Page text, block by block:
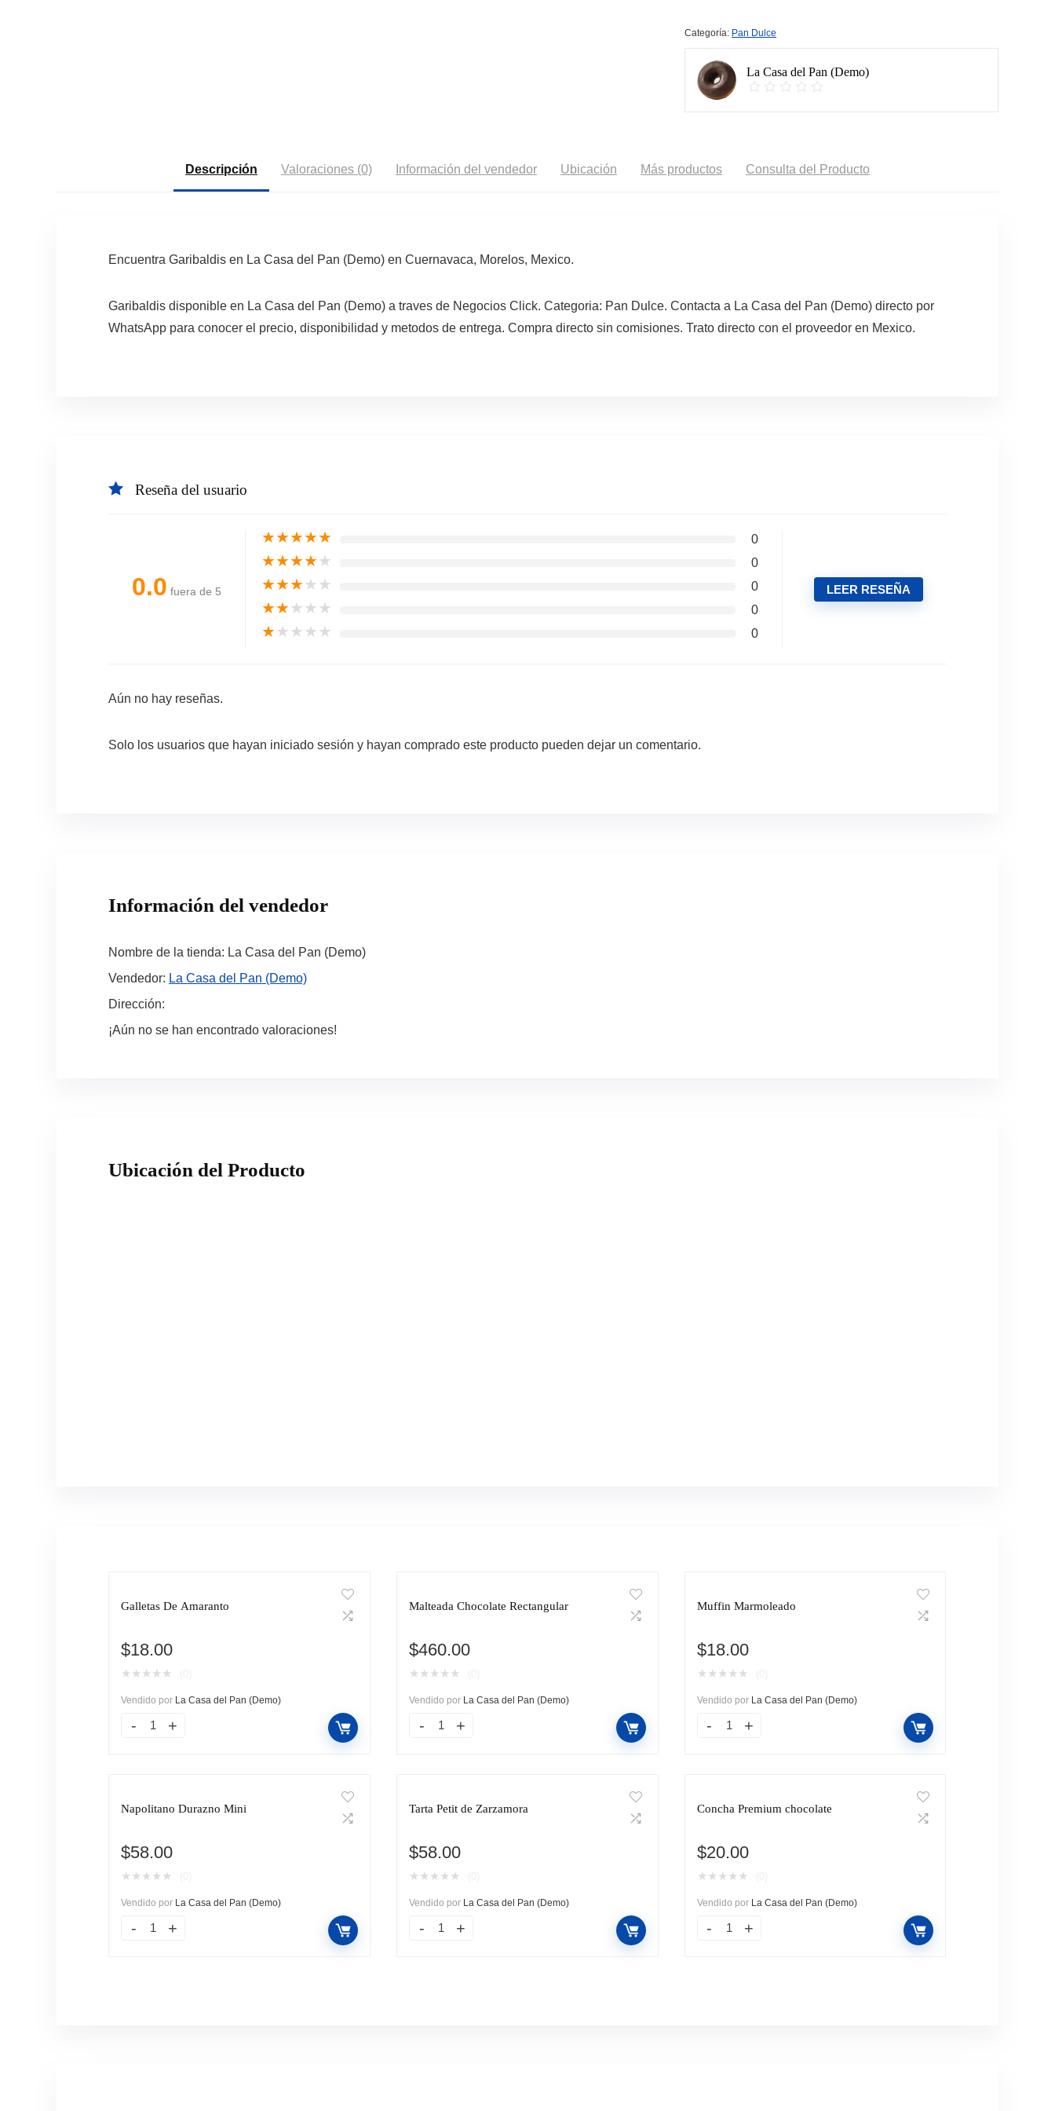
Categoría: Pan Dulce
La Casa del Pan (Demo)
Descripción Valoraciones (0) Información del vendedor Ubicación Más productos Consulta del Producto
Encuentra Garibaldis en La Casa del Pan (Demo) en Cuernavaca, Morelos, Mexico.
Garibaldis disponible en La Casa del Pan (Demo) a traves de Negocios Click. Categoria: Pan Dulce. Contacta a La Casa del Pan (Demo) directo por
WhatsApp para conocer el precio, disponibilidad y metodos de entrega. Compra directo sin comisiones. Trato directo con el proveedor en Mexico.
Reseña del usuario
0.0 fuera de 5
★★★★★ 0
★★★★★ 0
★★★★★ 0
★★★★★ 0
★★★★★ 0
LEER RESEÑA
Aún no hay reseñas.
Solo los usuarios que hayan iniciado sesión y hayan comprado este producto pueden dejar un comentario.
Información del vendedor
Nombre de la tienda: La Casa del Pan (Demo)
Vendedor: La Casa del Pan (Demo)
Dirección:
¡Aún no se han encontrado valoraciones!
Ubicación del Producto
Galletas De Amaranto
$18.00
★ ★ ★ ★ ★
Vendido por La Casa del Pan (Demo)
Malteada Chocolate Rectangular
$460.00
★ ★ ★ ★ ★
Vendido por La Casa del Pan (Demo)
Muffin Marmoleado
$18.00
★ ★ ★ ★ ★
Vendido por La Casa del Pan (Demo)
Napolitano Durazno Mini
$58.00
★ ★ ★ ★ ★
Vendido por La Casa del Pan (Demo)
Tarta Petit de Zarzamora
$58.00
★ ★ ★ ★ ★
Vendido por La Casa del Pan (Demo)
Concha Premium chocolate
$20.00
★ ★ ★ ★ ★
Vendido por La Casa del Pan (Demo)